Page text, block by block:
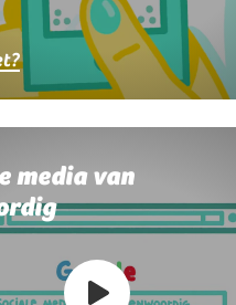
media van